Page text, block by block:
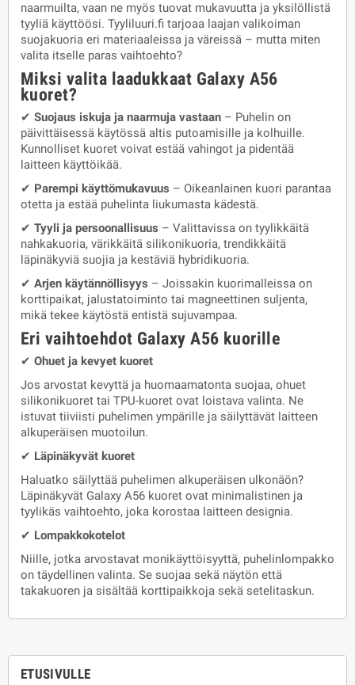
ETUSIVULLE
naarmuilta, vaan ne myös tuovat mukavuutta ja yksilöllistä
tyyliä käyttöösi. Tyyliluuri.fi tarjoaa laajan valikoiman
suojakuoria eri materiaaleissa ja väreissä – mutta miten
valita itselle paras vaihtoehto?
Miksi valita laadukkaat Galaxy A56
kuoret?
✔ Suojaus iskuja ja naarmuja vastaan – Puhelin on
päivittäisessä käytössä altis putoamisille ja kolhuille.
Kunnolliset kuoret voivat estää vahingot ja pidentää
laitteen käyttöikää.
✔ Parempi käyttömukavuus – Oikeanlainen kuori parantaa
otetta ja estää puhelinta liukumasta kädestä.
✔ Tyyli ja persoonallisuus – Valittavissa on tyylikkäitä
nahkakuoria, värikkäitä silikonikuoria, trendikkäitä
läpinäkyviä suojia ja kestäviä hybridikuoria.
✔ Arjen käytännöllisyys – Joissakin kuorimalleissa on
korttipaikat, jalustatoiminto tai magneettinen suljenta,
mikä tekee käytöstä entistä sujuvampaa.
Eri vaihtoehdot Galaxy A56 kuorille
✔ Ohuet ja kevyet kuoret
Jos arvostat kevyttä ja huomaamatonta suojaa, ohuet
silikonikuoret tai TPU-kuoret ovat loistava valinta. Ne
istuvat tiiviisti puhelimen ympärille ja säilyttävät laitteen
alkuperäisen muotoilun.
✔ Läpinäkyvät kuoret
Haluatko säilyttää puhelimen alkuperäisen ulkonäön?
Läpinäkyvät Galaxy A56 kuoret ovat minimalistinen ja
tyylikäs vaihtoehto, joka korostaa laitteen designia.
✔ Lompakkokotelot
Niille, jotka arvostavat monikäyttöisyyttä, puhelinlompakko
on täydellinen valinta. Se suojaa sekä näytön että
takakuoren ja sisältää korttipaikkoja sekä setelitaskun.